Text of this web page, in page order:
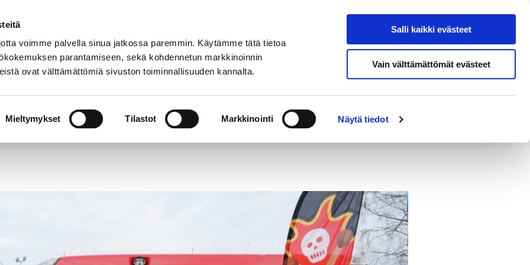
voimme palvella sinua jatkossa paremmin. Käytämme tätä tietoa
parantamiseen, sekä kohdennetun markkinoinnin
ovat välttämättömiä sivuston toiminnallisuuden kannalta.
Mieltymykset Tilastot Markkinointi Näytä tiedot
Salli kaikki evästeet
Vain välttämättömät evästeet
Hae sivustolta